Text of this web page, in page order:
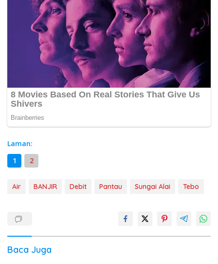
Laman:
1
2
Air BANJIR Debit Pantau Sungai Alai Tebo
Baca Juga